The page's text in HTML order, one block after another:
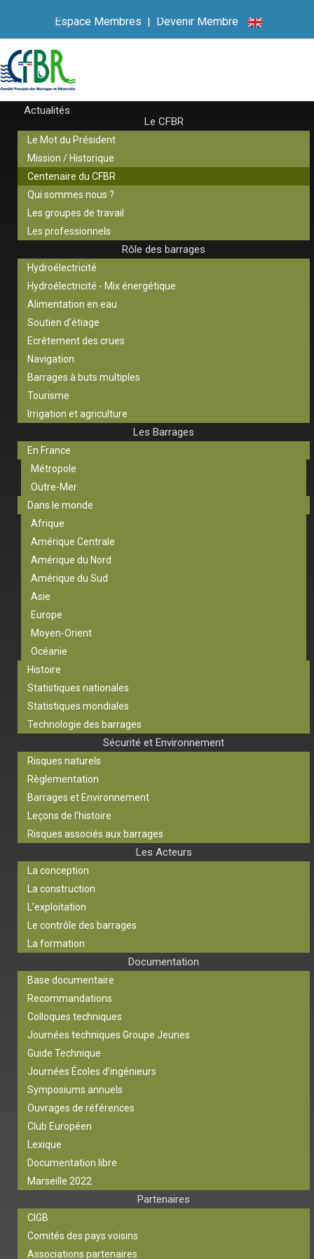
Espace Membres | Devenir Membre
Actualités
Le CFBR
Le Mot du Président
Mission / Historique
Centenaire du CFBR
Qui sommes nous ?
Les groupes de travail
Les professionnels
Rôle des barrages
Hydroélectricité
Hydroélectricité - Mix énergétique
Alimentation en eau
Soutien d’étiage
Ecrêtement des crues
Navigation
Barrages à buts multiples
Tourisme
Irrigation et agriculture
Les Barrages
En France
Métropole
Outre-Mer
Dans le monde
Afrique
Amérique Centrale
Amérique du Nord
Amérique du Sud
Asie
Europe
Moyen-Orient
Océanie
Histoire
Statistiques nationales
Statistiques mondiales
Technologie des barrages
Sécurité et Environnement
Risques naturels
Règlementation
Barrages et Environnement
Leçons de l’histoire
Risques associés aux barrages
Les Acteurs
La conception
La construction
L’exploitation
Le contrôle des barrages
La formation
Documentation
Base documentaire
Recommandations
Colloques techniques
Journées techniques Groupe Jeunes
Guide Technique
Journées Écoles d’ingénieurs
Symposiums annuels
Ouvrages de références
Club Européen
Lexique
Documentation libre
Marseille 2022
Partenaires
CIGB
Comités des pays voisins
Associations partenaires